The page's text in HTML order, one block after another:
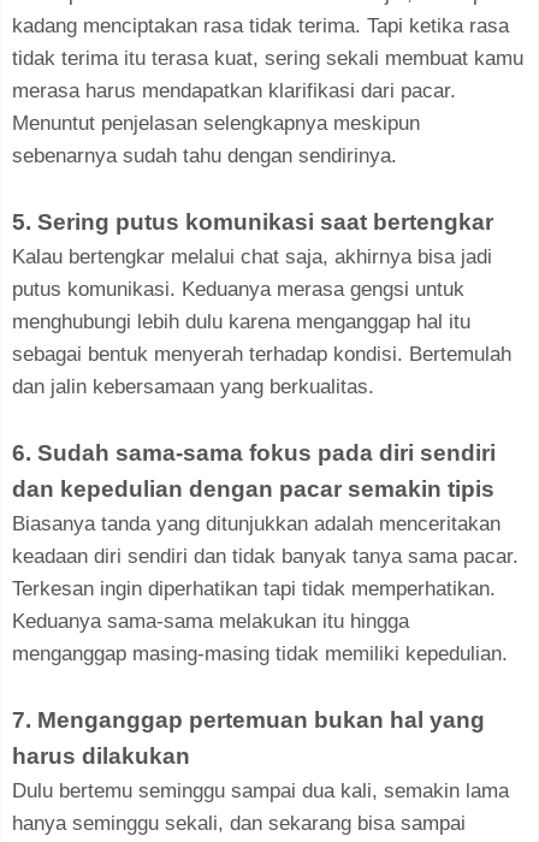
kadang menciptakan rasa tidak terima. Tapi ketika rasa
tidak terima itu terasa kuat, sering sekali membuat kamu
merasa harus mendapatkan klarifikasi dari pacar.
Menuntut penjelasan selengkapnya meskipun
sebenarnya sudah tahu dengan sendirinya.
5. Sering putus komunikasi saat bertengkar
Kalau bertengkar melalui chat saja, akhirnya bisa jadi
putus komunikasi. Keduanya merasa gengsi untuk
menghubungi lebih dulu karena menganggap hal itu
sebagai bentuk menyerah terhadap kondisi. Bertemulah
dan jalin kebersamaan yang berkualitas.
6. Sudah sama-sama fokus pada diri sendiri
dan kepedulian dengan pacar semakin tipis
Biasanya tanda yang ditunjukkan adalah menceritakan
keadaan diri sendiri dan tidak banyak tanya sama pacar.
Terkesan ingin diperhatikan tapi tidak memperhatikan.
Keduanya sama-sama melakukan itu hingga
menganggap masing-masing tidak memiliki kepedulian.
7. Menganggap pertemuan bukan hal yang
harus dilakukan
Dulu bertemu seminggu sampai dua kali, semakin lama
hanya seminggu sekali, dan sekarang bisa sampai